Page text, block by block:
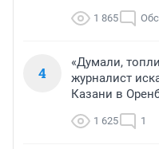
1 865
4
«Думали,
журналист
Казани в
1 625 1